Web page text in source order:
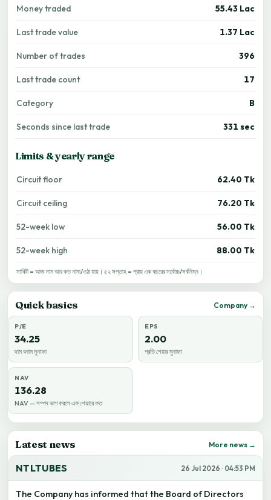
Money traded 55.43 Lac
Last trade value 1.37 Lac
Number of trades 396
Last trade count 17
Category B
Seconds since last trade 331 sec
Limits & yearly range
Circuit floor 62.40 Tk
Circuit ceiling 76.20 Tk
52-week low 56.00 Tk
52-week high 88.00 Tk
সার্কিট = আজ দাম আর কত নামা/ওঠা যায়। ৫২ সপ্তাহ = প্রায় এক বছরের সর্বোচ্চ/সর্বনিম্ন।
Quick basics Company →
P/E
34.25
দাম বনাম মুনাফা
EPS
2.00
প্রতি শেয়ার মুনাফা
NAV
136.28
NAV — সম্পদ ভাগ করলে এক শেয়ারে কত
Latest news More news →
NTLTUBES 26 Jul 2026 · 04:53 PM
The Company has informed that the Board of Directors